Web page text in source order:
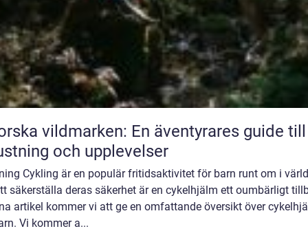
vildmarken: En äventyrares guide till
och upplevelser
Cykling är en populär fritidsaktivitet för barn runt om i
säkerställa deras säkerhet är en cykelhjälm ett oumbärligt
artikel kommer vi att ge en omfattande översikt över
Vi kommer a...